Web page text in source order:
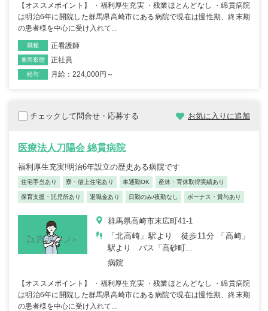
【オススメポイント】 ・福利厚生充実 ・残業ほとんどなし ・綿貫病院
は明治6年に開院した群馬県高崎市にある病院で現在は慢性期、終末期
の患者様を中心に受け入れて...
職種 正看護師
雇用形態 正社員
給与 月給：224,000円～
チェックして問合せ・応募する お気に入りに追加
医療法人刀陽会 綿貫病院
福利厚生充実!明治6年設立の歴史ある病院です
住宅手当あり 寮・借上住宅あり 車通勤OK 産休・育休取得実績あり
保育支援・託児所あり 退職金あり 日勤のみ/夜勤なし ボーナス・賞与あり
群馬県高崎市末広町41-1
「北高崎」駅より 徒歩11分 「高崎」
駅より バス「高砂町...
病院
【オススメポイント】 ・福利厚生充実 ・残業ほとんどなし ・綿貫病院
は明治6年に開院した群馬県高崎市にある病院で現在は慢性期、終末期
の患者様を中心に受け入れて...